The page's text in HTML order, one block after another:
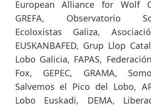
European Alliance for Wolf
GREFA, Observatorio
Ecoloxistas Galiza,
EUSKANBAFED, Grup Llop
Lobo Galicia, FAPAS,
Fox, GEPEC, GRAMA,
Salvemos el Pico del Lobo,
Lobo Euskadi, DEMA,